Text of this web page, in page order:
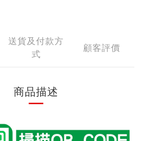
送貨及付款方
式
顧客評價
商品描述